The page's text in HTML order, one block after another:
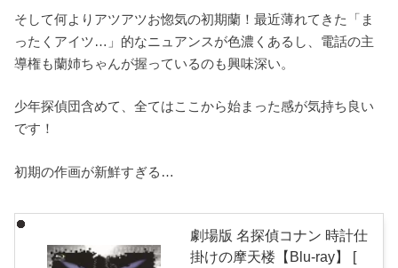
そして何よりアツアツお惚気の初期蘭！最近薄れてきた「ま
ったくアイツ…」的なニュアンスが色濃くあるし、電話の主
導権も蘭姉ちゃんが握っているのも興味深い。
少年探偵団含めて、全てはここから始まった感が気持ち良い
です！
初期の作画が新鮮すぎる…
劇場版 名探偵コナン 時計仕
掛けの摩天楼【Blu-ray】 [